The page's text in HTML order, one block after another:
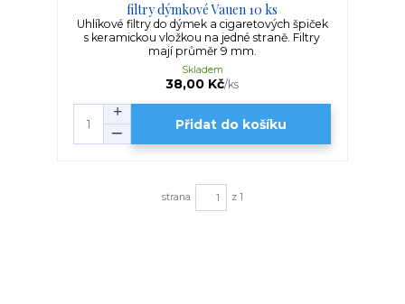
filtry dýmkové Vauen 10 ks
Uhlíkové filtry do dýmek a cigaretových špiček
s keramickou vložkou na jedné straně. Filtry
mají průměr 9 mm.
38,00 Kč/ks
Skladem
Přidat do košíku
strana z 1